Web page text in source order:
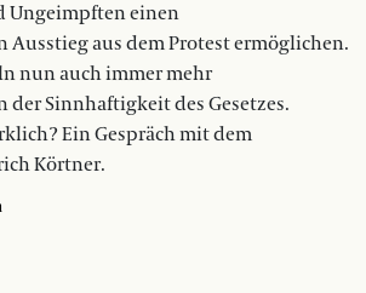
Ungeimpften einen
Ausstieg aus dem Protest ermöglichen.
nun auch immer mehr
Sinnhaftigkeit des Gesetzes.
Ein Gespräch mit dem
Körtner.